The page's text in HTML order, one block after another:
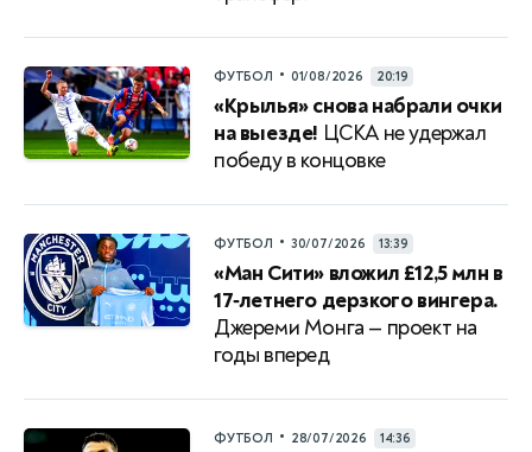
ФУТБОЛ • 01/08/2026 20:19
«Крылья» снова набрали очки
на выезде! ЦСКА не удержал
победу в концовке
ФУТБОЛ • 30/07/2026 13:39
«Ман Сити» вложил £12,5 млн в
17‑летнего дерзкого вингера.
Джереми Монга — проект на
годы вперед
ФУТБОЛ • 28/07/2026 14:36